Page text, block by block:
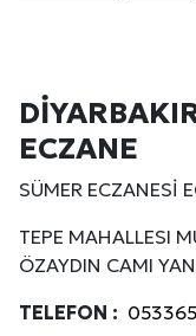
ECZANE
SÜMER ECZANESİ
TEPE MAHALLESI
ÖZAYDIN CAMI
TELEFON :